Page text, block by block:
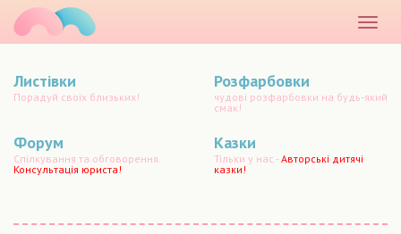
меню
Листівки
Порадуй своїх близьких!
Розфарбовки
чудові розфарбовки на будь-який
смак!
Форум
Спілкування та обговорення.
Консультація юриста!
Казки
Тільки у нас -Авторські дитячі
казки!